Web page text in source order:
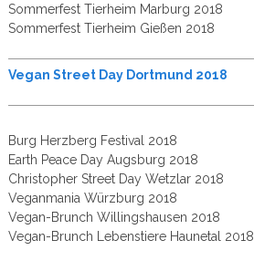
Sommerfest Tierheim Marburg 2018
Sommerfest Tierheim Gießen 2018
Vegan Street Day Dortmund 2018
Burg Herzberg Festival 2018
Earth Peace Day Augsburg 2018
Christopher Street Day Wetzlar 2018
Veganmania Würzburg 2018
Vegan-Brunch Willingshausen 2018
Vegan-Brunch Lebenstiere Haunetal 2018